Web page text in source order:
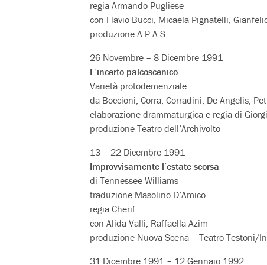
regia Armando Pugliese
con Flavio Bucci, Micaela Pignatelli,
produzione A.P.A.S.
26 Novembre – 8 Dicembre 1991
L’incerto palcoscenico
Varietà protodemenziale
da Boccioni, Corra, Corradini, De Angelis,
elaborazione drammaturgica e regia di
produzione Teatro dell’Archivolto
13 – 22 Dicembre 1991
Improvvisamente l’estate scorsa
di Tennessee Williams
traduzione Masolino D’Amico
regia Cherif
con Alida Valli, Raffaella Azim
produzione Nuova Scena – Teatro Testoni/
31 Dicembre 1991 – 12 Gennaio 1992